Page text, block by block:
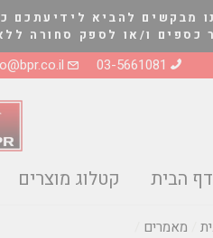
מבקשים להביא
ו/או לספק סחורה ללא אימות
03-5661081
דף הבית קטלוג מוצרים
מאמרים